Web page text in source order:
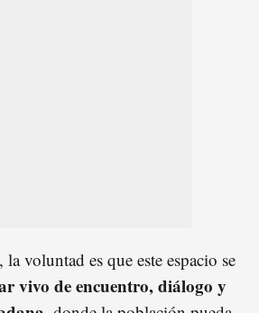
voluntad es que este espacio se
vivo de encuentro, diálogo y